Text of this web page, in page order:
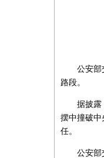
公安部
路段。
据披露
摆中撞破中
任。
公安部